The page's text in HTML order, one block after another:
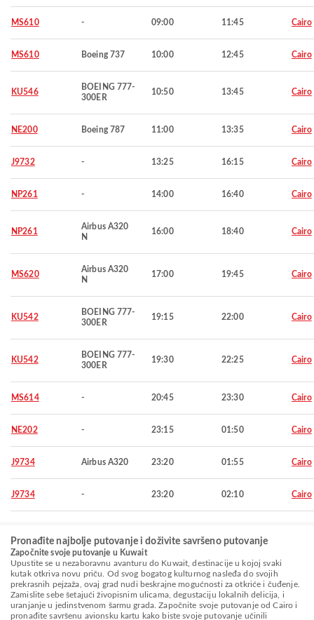
MS610 - 09:00 11:45 Cairo
MS610 Boeing 737 10:00 12:45 Cairo
KU546
BOEING 777-
300ER
10:50 13:45 Cairo
NE200 Boeing 787 11:00 13:35 Cairo
J9732 - 13:25 16:15 Cairo
NP261 - 14:00 16:40 Cairo
NP261
Airbus A320
N
16:00 18:40 Cairo
MS620
Airbus A320
N
17:00 19:45 Cairo
KU542
BOEING 777-
300ER
19:15 22:00 Cairo
KU542
BOEING 777-
300ER
19:30 22:25 Cairo
MS614 - 20:45 23:30 Cairo
NE202 - 23:15 01:50 Cairo
J9734 Airbus A320 23:20 01:55 Cairo
J9734 - 23:20 02:10 Cairo
Pronađite najbolje putovanje i doživite savršeno putovanje
Započnite svoje putovanje u Kuwait
Upustite se u nezaboravnu avanturu do Kuwait, destinacije u kojoj svaki
kutak otkriva novu priču. Od svog bogatog kulturnog nasleđa do svojih
prekrasnih pejzaža, ovaj grad nudi beskrajne mogućnosti za otkriće i čuđenje.
Zamislite sebe šetajući živopisnim ulicama, degustaciju lokalnih delicija, i
uranjanje u jedinstvenom šarmu grada. Započnite svoje putovanje od Cairo i
pronađite savršenu avionsku kartu kako biste svoje putovanje učinili